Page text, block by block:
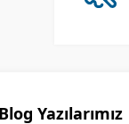
Yazılarımız